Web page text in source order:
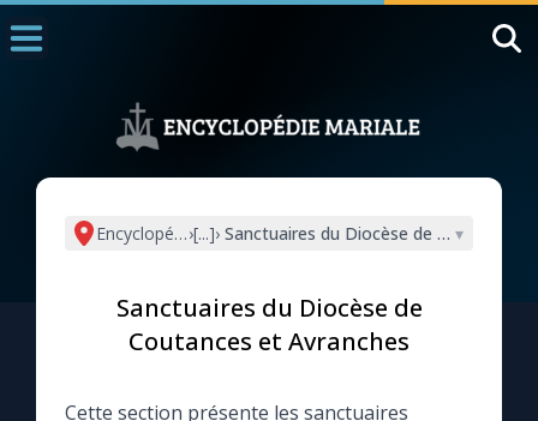
L'actualité de la semaine
Encyclopédie mariale
›[...]› Sanctuaires du Diocèse de Coutances
▾
Sanctuaires du Diocèse de
Coutances et Avranches
Cette section présente les sanctuaires